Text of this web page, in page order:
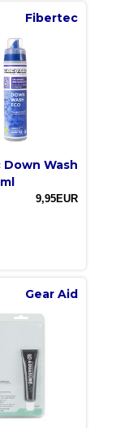
Fibertec
Wash
9,95EUR
Gear Aid